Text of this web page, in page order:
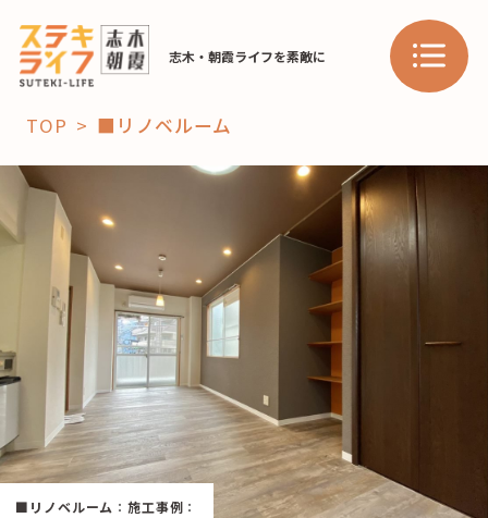
志木・朝霞ライフを素敵に
「コト」
暮らし
おすすめ
スポット 学び・教育
「場」
HAREL HAREL
活用事例
TOP ■リノベルーム
■リノベルーム ：施工事例 ：